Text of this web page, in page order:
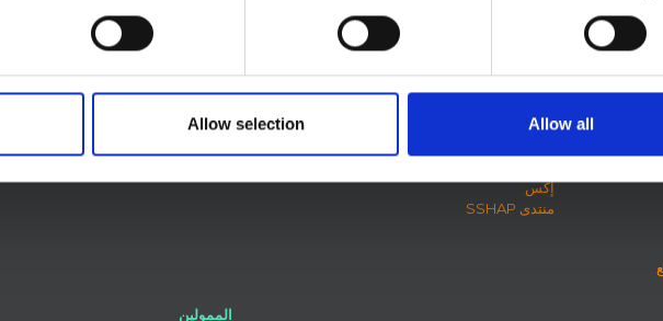
Allow selection Allow all
هي
اتصل بنا
إكس
منتدى SSHAP
الممولين